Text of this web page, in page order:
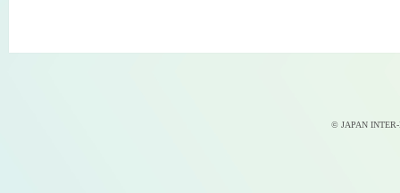
© JAPAN INTER-